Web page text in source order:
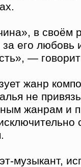
в своём
его любовь
—
жанр
не
жанрам и
музыкант,